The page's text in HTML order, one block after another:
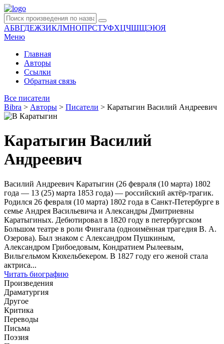
АБВГДЕЖЗИКЛМНОПРСТУФХЦЧШЩЭЮЯ
Меню
Главная
Авторы
Ссылки
Обратная связь
Все писатели
Bibra > Авторы > Писатели > Каратыгин Василий Андреевич
Каратыгин Василий
Андреевич
Василий Андреевич Каратыгин (26 февраля (10 марта) 1802
года — 13 (25) марта 1853 года) — российский актёр-трагик.
Родился 26 февраля (10 марта) 1802 года в Санкт-Петербурге в
семье Андрея Васильевича и Александры Дмитриевны
Каратыгиных. Дебютировал в 1820 году в петербургском
Большом театре в роли Фингала (одноимённая трагедия В. А.
Озерова). Был знаком с Александром Пушкиным,
Александром Грибоедовым, Кондратием Рылеевым,
Вильгельмом Кюхельбекером. В 1827 году его женой стала
актриса...
Читать биографию
Произведения
Драматургия
Другое
Критика
Переводы
Письма
Поэзия